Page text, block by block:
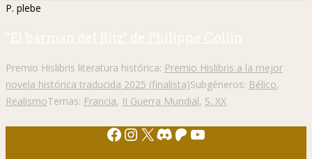
P. plebe
"El barman del Ritz" de Philippe Collin
Premio Hislibris literatura histórica: Premio Hislibris a la mejor
novela histórica traducida 2025 (finalista)Subgéneros: Bélico,
RealismoTemas: Francia, II Guerra Mundial, S. XX
Facebook
Instagram
X Discord
Patreon
YouTube